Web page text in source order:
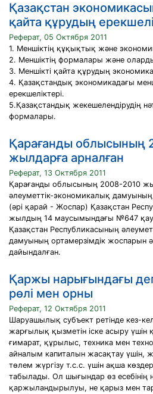
Қазақстан
қайта құрудың
Реферат, 05 Октября 2011
1. Меншіктің құқықтық және
2. Меншіктің формалары және
3. Меншікті қайта құрудың
4. Қазақстандық экономикадағы
ерекшеліктері.
5.Қазақстандық жекешелендірудің
формалары.
Қарағанды облысының
жылдарға арналған
Реферат, 13 Октября 2011
Қарағанды облысының 2008-2010
әлеуметтік-экономикалық
(әрі қарай - Жоспар) Қазақстан
жылдың 14 маусымындағы №647
Қазақстан Республикасының
дамуының ортамерзімдік жоспарын
дайындалған.
Қаржы нарығындағы
рөлі мен орны
Реферат, 12 Октября 2011
Шаруашылық субъект ретінде кез-
жарғылық қызметін іске асыру үшін
ғимарат, құрылыс, техника мен
айналым капиталын жасақтау үшін,
төлем жүргізу т.с.с. үшін ақша
табылады. Ол шығындар өз есебінің
қаржыландырылуы, не қарыз мен